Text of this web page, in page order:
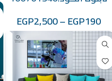
EGP190
–
EGP2,500